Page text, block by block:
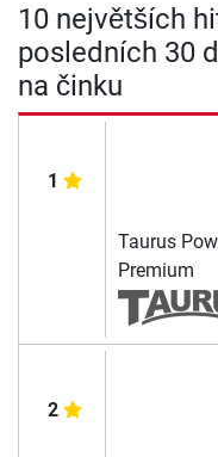
10 největších
posledních 30
na činku
1
Taurus
Premium
2